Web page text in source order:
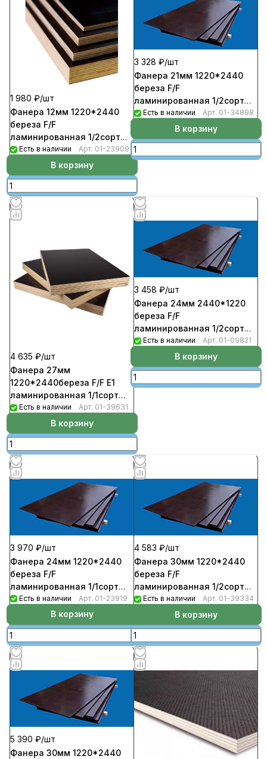
1 980 ₽/шт
Фанера 12мм 1220*2440
береза F/F
ламинированная 1/2сорт
(33шт/пал)
Есть в наличии Арт. 01-23909
В корзину
3 328 ₽/шт
Фанера 21мм 1220*2440
береза F/F
ламинированная 1/2сорт
(19шт/пал)
Есть в наличии Арт. 01-34898
В корзину
4 635 ₽/шт
Фанера 27мм
1220*2440береза F/F Е1
ламинированная 1/1сорт
(14шт/пал)
Есть в наличии Арт. 01-39631
В корзину
3 458 ₽/шт
Фанера 24мм 2440*1220
береза F/F
ламинированная 1/2сорт
(17шт/пал)
Есть в наличии Арт. 01-09821
В корзину
3 970 ₽/шт
Фанера 24мм 1220*2440
береза F/F
ламинированная 1/1сорт
(16шт/пал)
Есть в наличии Арт. 01-23919
В корзину
4 583 ₽/шт
Фанера 30мм 1220*2440
береза F/F
ламинированная 1/2сорт
(13шт/пал)
Есть в наличии Арт. 01-39334
В корзину
5 390 ₽/шт
Фанера 30мм 1220*2440